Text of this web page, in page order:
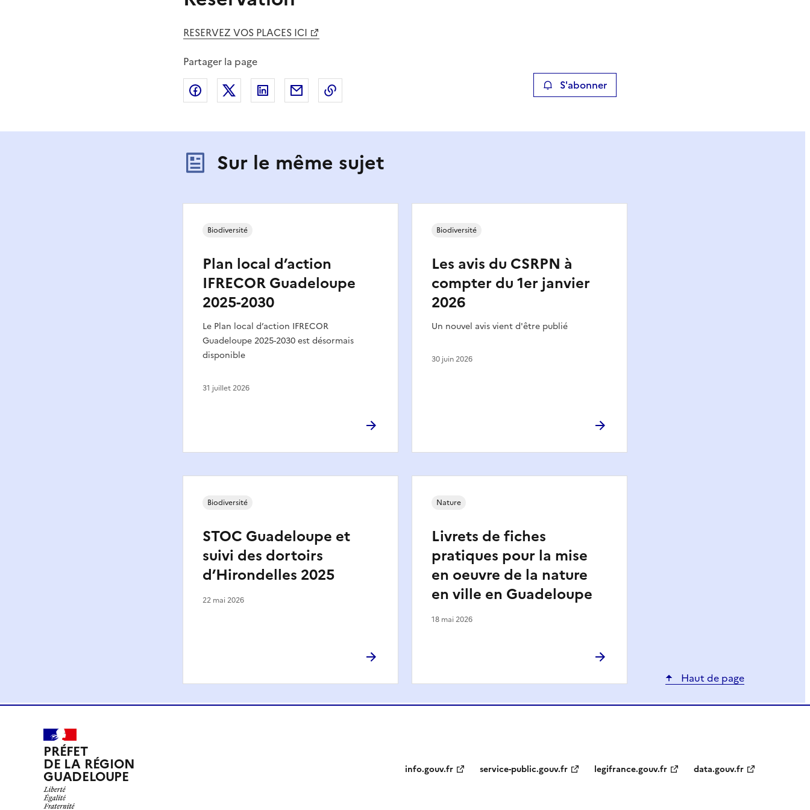
RESERVEZ VOS PLACES ICI
Partager la page
Partager sur Facebook
Partager sur XPartager sur LinkedIn
Partager par emailCopier le lien de la page dans le presse-papier S'abonner
Sur le même sujet
Plan local d’action
IFRECOR Guadeloupe
2025-2030
Le Plan local d’action IFRECOR
Guadeloupe 2025-2030 est désormais
disponible
Biodiversité
31 juillet 2026
Les avis du CSRPN à
compter du 1er janvier
2026
Un nouvel avis vient d'être publié
Biodiversité
30 juin 2026
STOC Guadeloupe et
suivi des dortoirs
d’Hirondelles 2025
Biodiversité
22 mai 2026
Livrets de fiches
pratiques pour la mise
en oeuvre de la nature
en ville en Guadeloupe
Nature
18 mai 2026
Haut de page
PRÉFET
DE LA RÉGION
GUADELOUPE info.gouv.fr service-public.gouv.fr legifrance.gouv.fr data.gouv.fr